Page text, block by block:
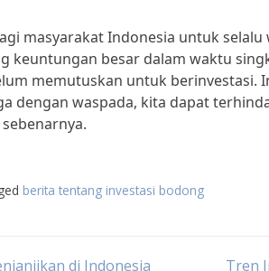
masyarakat Indonesia untuk
keuntungan besar dalam waktu
memutuskan untuk berinvestasi.
dengan waspada, kita dapat
berita tentang investasi bodong
di Indonesia Tren